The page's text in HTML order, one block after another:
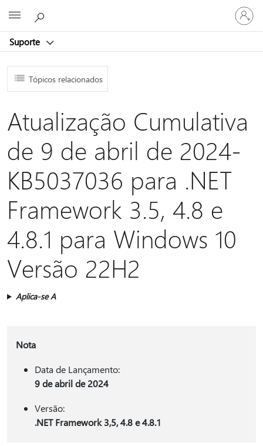
Suporte
Iniciar
sessão
na
Tópicos relacionados
Atualização Cumulativa
de 9 de abril de 2024-
KB5037036 para .NET
Framework 3.5, 4.8 e
4.8.1 para Windows 10
Versão 22H2
Aplica-se A
Nota
Data de Lançamento:
9 de abril de 2024
Versão:
.NET Framework 3,5, 4.8 e 4.8.1